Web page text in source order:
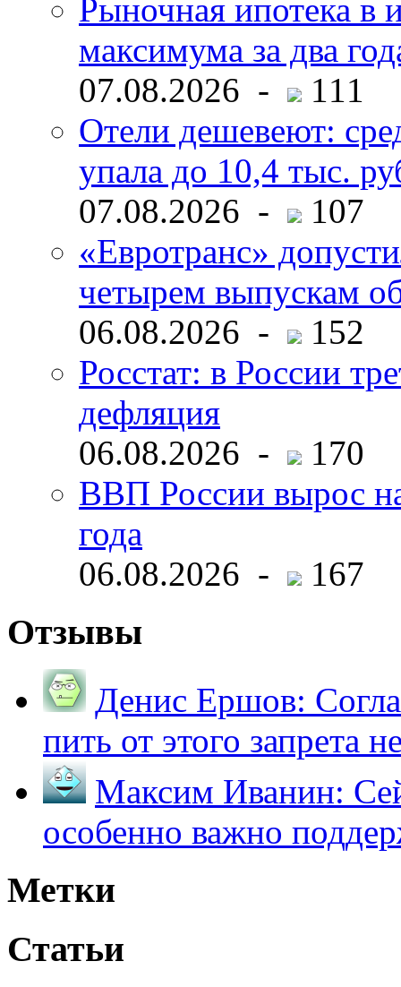
Рыночная ипотека в
максимума за два
07.08.2026 -
111
Отели дешевеют:
упала до 10,4 тыс.
07.08.2026 -
107
«Евротранс»
четырем выпускам
06.08.2026 -
152
Росстат: в России
дефляция
06.08.2026 -
170
ВВП России вырос
года
06.08.2026 -
167
Отзывы
Денис Ершов:
пить от этого запрета
Максим Иванин:
особенно важно
Метки
Статьи